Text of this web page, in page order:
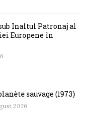
Înaltul Patronaj al
Europene în
sauvage (1973)
2026